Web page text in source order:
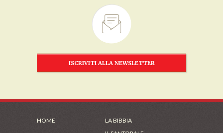
ISCRIVITI ALLA NEWSLETTER
HOME
LA BIBBIA